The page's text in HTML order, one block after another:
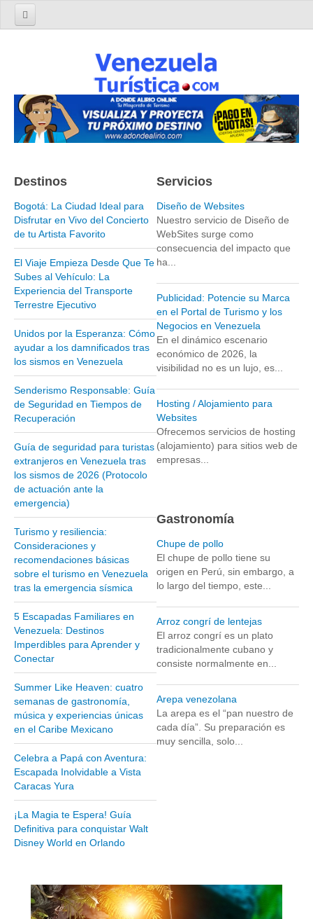
Turismo en Venezuela
Parques Nacionales de Venezuela
Parque Nacional Archipiélago Los Roques
Parque Nacional Canaima
Parque Nacional Henri Pittier y Choroní
Parque Nacional La Cueva del Guácharo
Parque Nacional Laguna de Tacarigua
Parque Nacional Los Médanos de Coro
Parque Nacional Mochima
Parque Nacional Morrocoy
Parque Nacional Península de Paria
Parque Nacional Sierra Nevada
Parque Nacional Cinaruco-Capanaparo
Parque Nacional Parima-Tapirapeco
Parque Nacional Jaua-Sarisariñama
Ecoturismo en Venezuela
Montañas y Llanos
Zona Costera Venezolana
Amazonas
Barlovento
Delta Amacuro
Estado Sucre
La Colonia Tovar
La Gran Sabana
Mérida
Museos y otros sitios de interés en Amazonas
Museos y otros sitios de interés en Anzoátegui
Museos y otros sitios de interés en Aragua
Museos y otros sitios de interés en Bolívar
Museos y otros sitios de interés en Falcón
Museos y otros sitios de interés en Sucre
Puerto La Cruz
Noticias turísticas
Gastronomía
Servicios
Destinos
Bogotá: La Ciudad Ideal para
Disfrutar en Vivo del Concierto
de tu Artista Favorito
El Viaje Empieza Desde Que Te
Subes al Vehículo: La
Experiencia del Transporte
Terrestre Ejecutivo
Unidos por la Esperanza: Cómo
ayudar a los damnificados tras
los sismos en Venezuela
Senderismo Responsable: Guía
de Seguridad en Tiempos de
Recuperación
Guía de seguridad para turistas
extranjeros en Venezuela tras
los sismos de 2026 (Protocolo
de actuación ante la
emergencia)
Turismo y resiliencia:
Consideraciones y
recomendaciones básicas
sobre el turismo en Venezuela
tras la emergencia sísmica
5 Escapadas Familiares en
Venezuela: Destinos
Imperdibles para Aprender y
Conectar
Summer Like Heaven: cuatro
semanas de gastronomía,
música y experiencias únicas
en el Caribe Mexicano
Celebra a Papá con Aventura:
Escapada Inolvidable a Vista
Caracas Yura
¡La Magia te Espera! Guía
Definitiva para conquistar Walt
Disney World en Orlando
Servicios
Diseño de Websites
Nuestro servicio de Diseño de
WebSites surge como
consecuencia del impacto que
ha...
Publicidad: Potencie su Marca
en el Portal de Turismo y los
Negocios en Venezuela
En el dinámico escenario
económico de 2026, la
visibilidad no es un lujo, es...
Hosting / Alojamiento para
Websites
Ofrecemos servicios de hosting
(alojamiento) para sitios web de
empresas...
Gastronomía
Chupe de pollo
El chupe de pollo tiene su
origen en Perú, sin embargo, a
lo largo del tiempo, este...
Arroz congrí de lentejas
El arroz congrí es un plato
tradicionalmente cubano y
consiste normalmente en...
Arepa venezolana
La arepa es el “pan nuestro de
cada día”. Su preparación es
muy sencilla, solo...